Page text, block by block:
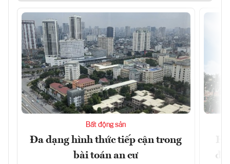
Bất động sản
Đa dạng hình thức tiếp cận trong
bài toán an cư